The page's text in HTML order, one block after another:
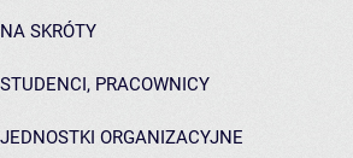
NA SKRÓTY
STUDENCI, PRACOWNICY
JEDNOSTKI ORGANIZACYJNE